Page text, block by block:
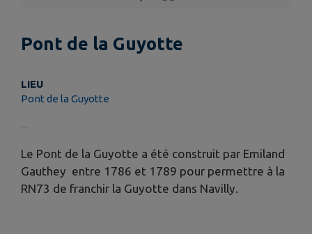
Pont de la Guyotte
LIEU
Pont de la Guyotte
Le Pont de la Guyotte a été construit par Emiland
Gauthey entre 1786 et 1789 pour permettre à la
RN73 de franchir la Guyotte dans Navilly.